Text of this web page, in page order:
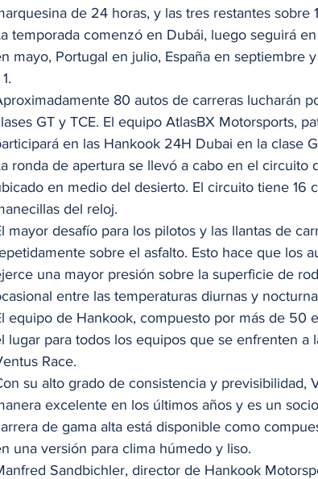
de 24 horas, y las tres restantes sobre
temporada comenzó en Dubái, luego seguirá
mayo, Portugal en julio, España en septiembre
80 autos de carreras lucharán
GT y TCE. El equipo AtlasBX Motorsports,
en las Hankook 24H Dubai en la clase
ronda de apertura se llevó a cabo en el
en medio del desierto. El circuito tiene 16
del reloj.
mayor desafío para los pilotos y las llantas de
sobre el asfalto. Esto hace que los
una mayor presión sobre la superficie de
entre las temperaturas diurnas y
equipo de Hankook, compuesto por más de 50
lugar para todos los equipos que se enfrenten a
Race.
su alto grado de consistencia y previsibilidad,
excelente en los últimos años y es un
de gama alta está disponible como
una versión para clima húmedo y liso.
Sandbichler, director de Hankook